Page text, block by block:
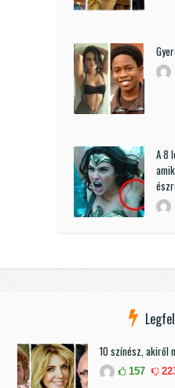
A 8
10 színész, akiről
157